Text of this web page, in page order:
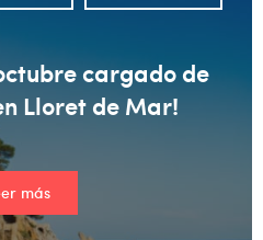
cargado de
Lloret de Mar!
más